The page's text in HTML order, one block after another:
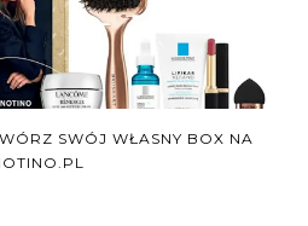
SWÓJ WŁASNY BOX NA